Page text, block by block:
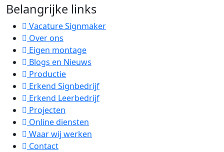
Belangrijke links
Vacature Signmaker
Over ons
Eigen montage
Blogs en Nieuws
Productie
Erkend Signbedrijf
Erkend Leerbedrijf
Projecten
Online diensten
Waar wij werken
Contact